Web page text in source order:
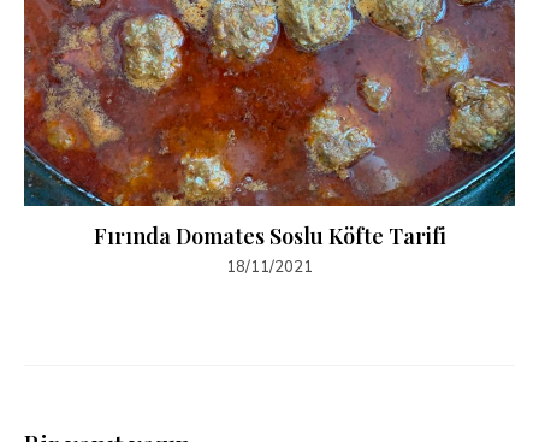
Fırında Domates Soslu Köfte Tarifi
18/11/2021